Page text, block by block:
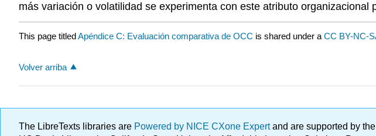
más variación o volatilidad se experimenta con este atributo organizacional
This page titledApéndice C: Evaluación comparativa de OCC is shared under a CC BY-NC-
Volver arriba
The LibreTexts libraries are Powered by NICE CXone Expertand are supported by